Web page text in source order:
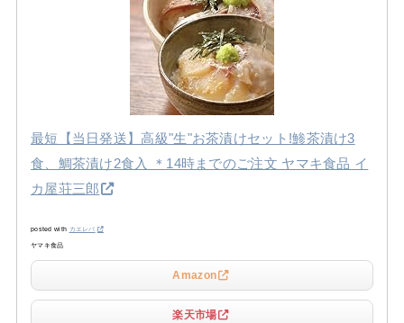
最短【当日発送】高級"生"お茶漬けセット!鯵茶漬け3
食、鯛茶漬け2食入 ＊14時までのご注文 ヤマキ食品 イ
カ屋荘三郎
posted with カエレバ
ヤマキ食品
Amazon
楽天市場